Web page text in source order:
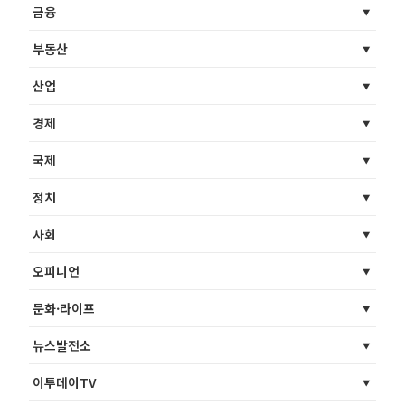
금융
부동산
산업
경제
국제
정치
사회
오피니언
문화·라이프
뉴스발전소
이투데이TV